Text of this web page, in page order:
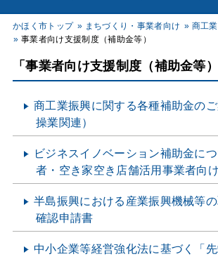
かほく市トップ まちづくり・事業者向け
商工
事業者向け支援制度（補助金等）
「事業者向け支援制度（補助金等
商工業振興に関する各種補助金のご
操業関連）
ビジネスイノベーション補助金に
者・空き家空き店舗活用事業者向け
半島振興における産業振興機械等
確認申請書
中小企業等経営強化法に基づく「